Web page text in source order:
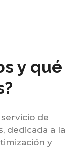
y qué
de
dedicada a la
y